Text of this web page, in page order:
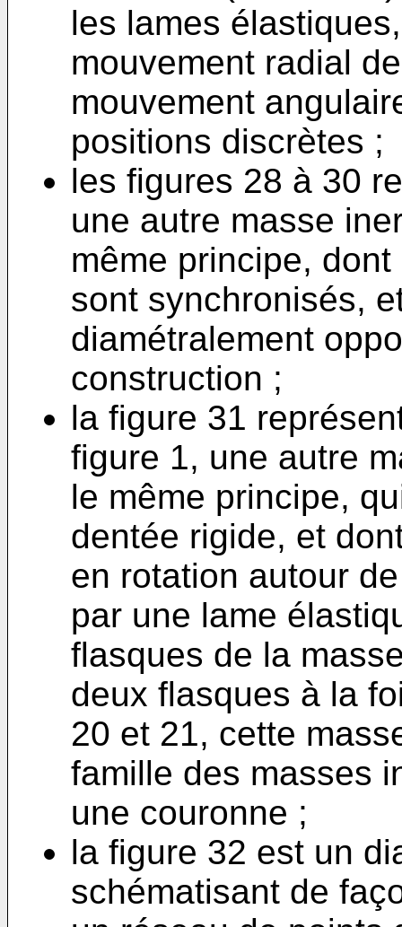
les lames
mouvement radial
mouvement
positions discrètes ;
les figures 28 à 30
une autre masse
même principe,
sont synchronisés,
diamétralement
construction ;
la figure 31
figure 1, une autre
le même principe,
dentée rigide, et
en rotation autour
par une lame
flasques de la
deux flasques à la
20 et 21, cette
famille des masses
une couronne ;
la figure 32 est un
schématisant de